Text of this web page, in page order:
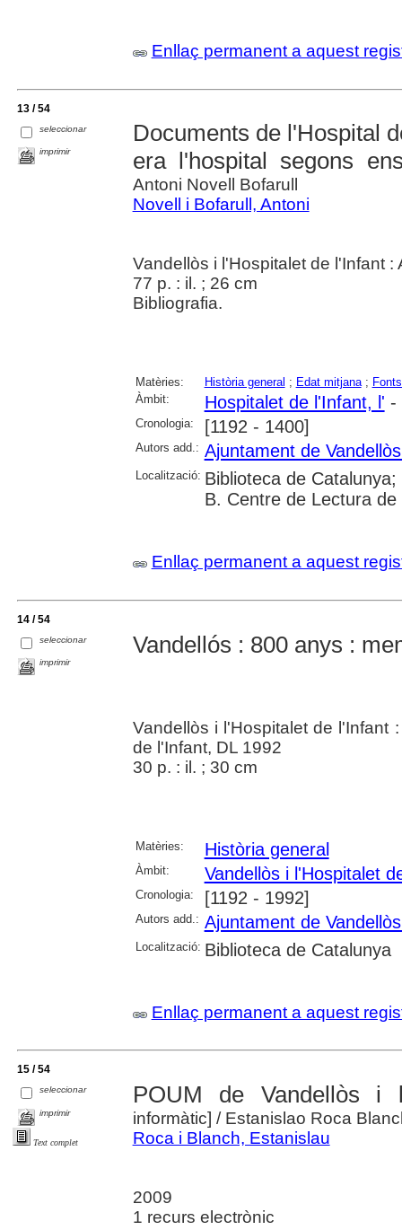
Enllaç permanent a aquest
13 / 54
seleccionar
imprimir
Documents de l'Hospital
era l'hospital segons
Antoni Novell Bofarull
Novell i Bofarull, Antoni
Vandellòs i l'Hospitalet de l'Infant :
77 p. : il. ; 26 cm
Bibliografia.
Matèries: Història general ; Edat mitjana;
Àmbit:
Hospitalet de l'Infant, l' -
Cronologia: [1192 - 1400]
Autors add.: Ajuntament de
Localització: Biblioteca de
B. Centre de Lectura de
Enllaç permanent a aquest
14 / 54
seleccionar
imprimir
Vandellós : 800 anys :
Vandellòs i l'Hospitalet de l'Infant
de l'Infant, DL 1992
30 p. : il. ; 30 cm
Matèries: Història general
Àmbit: Vandellòs i l'Hospitalet
Cronologia: [1192 - 1992]
Autors add.: Ajuntament de
Localització: Biblioteca de Catalunya
Enllaç permanent a aquest
15 / 54
seleccionar
imprimir
Text complet
POUM de Vandellòs i
informàtic] / Estanislao Roca
Roca i Blanch, Estanislau
2009
1 recurs electrònic